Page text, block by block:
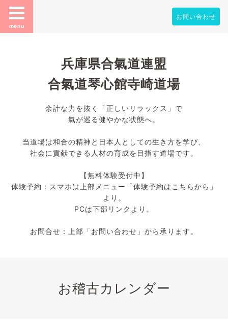
menu
お問い合わせ
兵庫県合氣道連盟
合氣道琴心館寺崎道場
余計な力を抜く「正しいリラックス」で
氣が巡る健やかな状態へ。
当道場は和合の精神と日本人としての生き方を学び、
社会に貢献できる人材の育成を目指す道場です。
【無料体験受付中】
体験予約：スマホは上部メニュー「体験予約はこちらから」
より。
PCは下部リンクより。
お問合せ：上部「お問い合わせ」から承ります。
お稽古カレンダー